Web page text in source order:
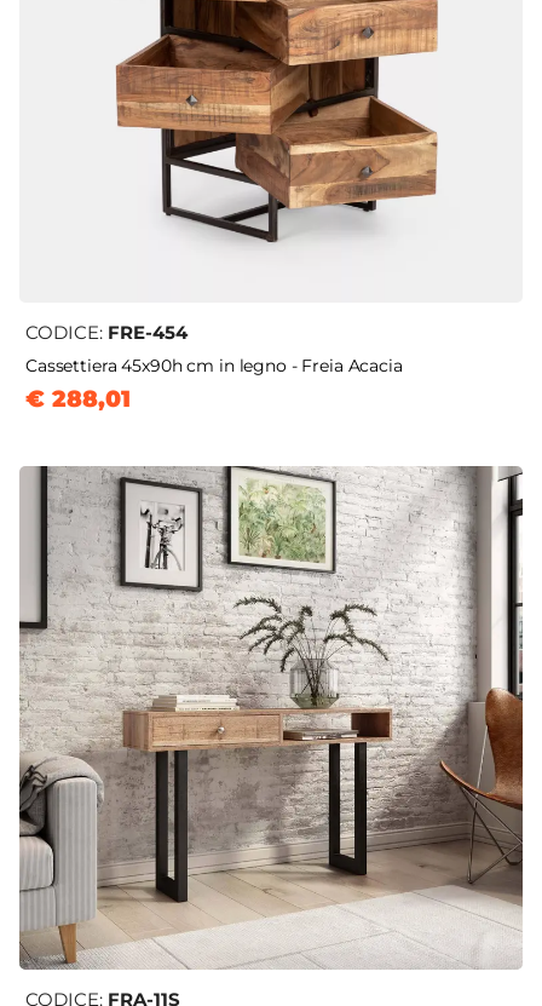
CODICE: FRE-454
Cassettiera 45x90h cm in legno - Freia Acacia
€ 288,01
CODICE: FRA-11S